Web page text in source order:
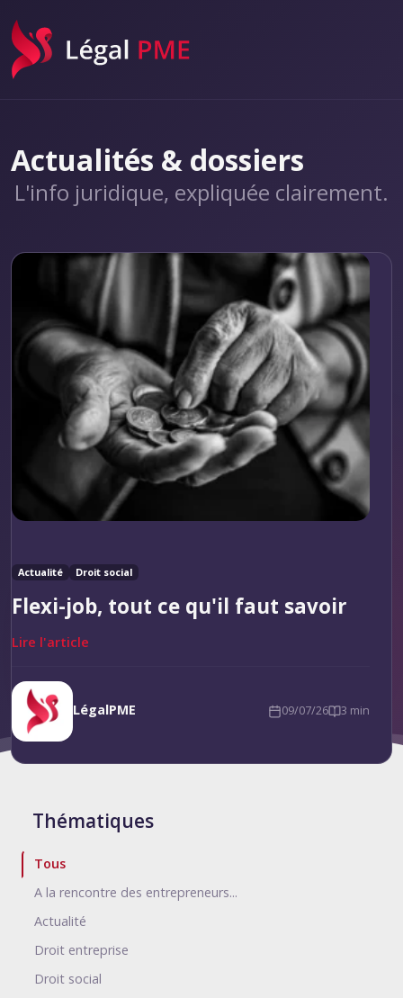
Actualités & dossiers
L'info juridique, expliquée clairement.
Actualité Droit social
Flexi-job, tout ce qu'il faut savoir
Lire l'article
LégalPME 09/07/26 3 min
Thématiques
Tous
A la rencontre des entrepreneurs...
Actualité
Droit entreprise
Droit social